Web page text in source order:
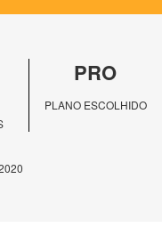
PRO
PLANO ESCOLHIDO